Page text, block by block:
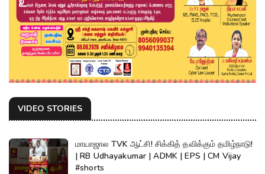
VIDEO STORIES
மாயாஜால TVK ஆட்சி! சிக்கித் தவிக்கும் தமிழ்நாடு!
| RB Udhayakumar | ADMK | EPS | CM Vijay
#shorts